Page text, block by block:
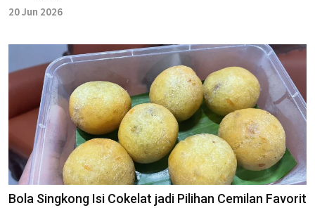
20 Jun 2026
Bola Singkong Isi Cokelat jadi Pilihan Cemilan Favorit